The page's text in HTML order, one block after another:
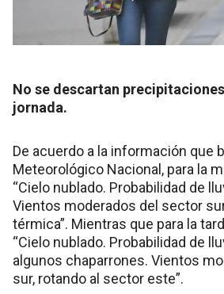
No se descartan
jornada.
De acuerdo a la información que
Meteorológico Nacional, para la
“Cielo nublado. Probabilidad de
Vientos moderados del sector
térmica”. Mientras que para la
“Cielo nublado. Probabilidad de
algunos chaparrones. Vientos
sur, rotando al sector este”.